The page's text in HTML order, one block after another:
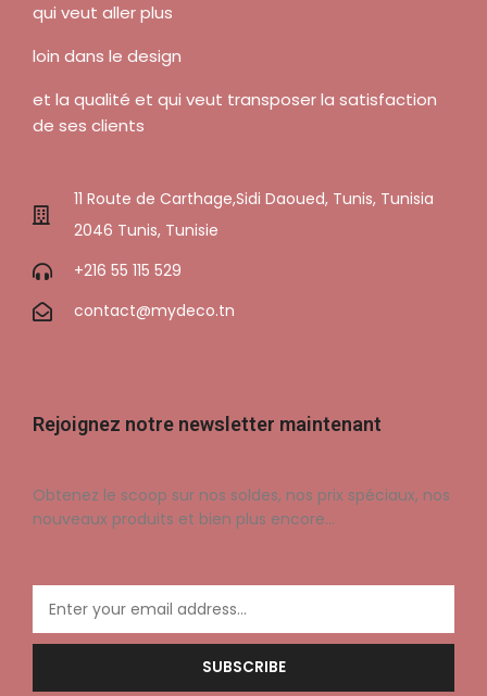
qui veut aller plus
loin dans le design
et la qualité et qui veut transposer la satisfaction
de ses clients
11 Route de Carthage,Sidi Daoued, Tunis, Tunisia
2046 Tunis, Tunisie
+216 55 115 529
contact@mydeco.tn
Rejoignez notre newsletter maintenant
Obtenez le scoop sur nos soldes, nos prix spéciaux, nos
nouveaux produits et bien plus encore…